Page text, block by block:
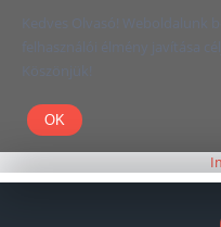
Kedves Olvasó! Weboldalunk
felhasználói élmény javítása
Köszönjük!